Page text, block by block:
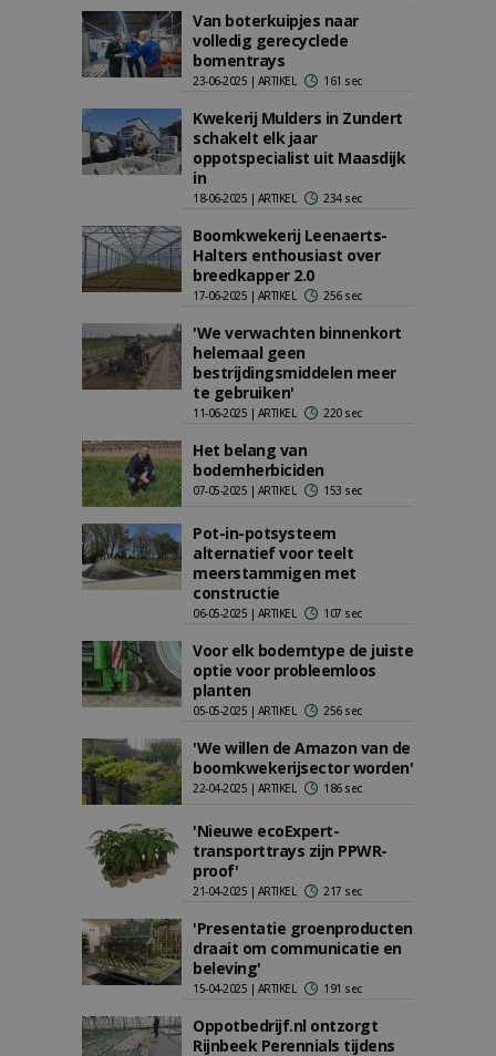
Van boterkuipjes naar
volledig gerecyclede
bomentrays
23-06-2025 | ARTIKEL 161 sec
Kwekerij Mulders in Zundert
schakelt elk jaar
oppotspecialist uit Maasdijk
in
18-06-2025 | ARTIKEL 234 sec
Boomkwekerij Leenaerts-
Halters enthousiast over
breedkapper 2.0
17-06-2025 | ARTIKEL 256 sec
'We verwachten binnenkort
helemaal geen
bestrijdingsmiddelen meer
te gebruiken'
11-06-2025 | ARTIKEL 220 sec
Het belang van
bodemherbiciden
07-05-2025 | ARTIKEL 153 sec
Pot-in-potsysteem
alternatief voor teelt
meerstammigen met
constructie
06-05-2025 | ARTIKEL 107 sec
Voor elk bodemtype de juiste
optie voor probleemloos
planten
05-05-2025 | ARTIKEL 256 sec
'We willen de Amazon van de
boomkwekerijsector worden'
22-04-2025 | ARTIKEL 186 sec
'Nieuwe ecoExpert-
transporttrays zijn PPWR-
proof'
21-04-2025 | ARTIKEL 217 sec
'Presentatie groenproducten
draait om communicatie en
beleving'
15-04-2025 | ARTIKEL 191 sec
Oppotbedrijf.nl ontzorgt
Rijnbeek Perennials tijdens